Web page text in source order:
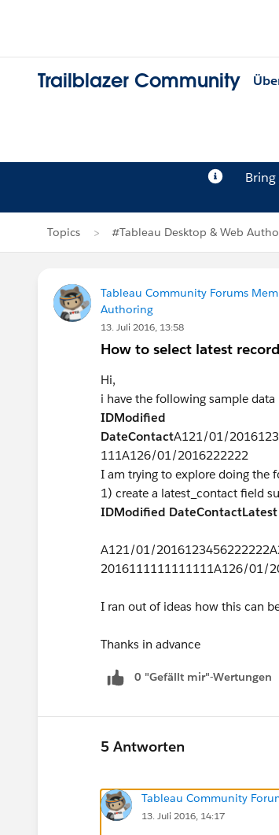
Trailblazer Community
Topics #Tableau Desktop & Web
Tableau Community Forums
Authoring
13. Juli 2016, 13:58
How to select latest record
Hi,
i have the following sample data
IDModified
DateContactA121/01/
111A126/01/2016222222
I am trying to explore doing the
1) create a latest_contact field
IDModified DateContact
A121/01/
2016111111111111A126/01/
I ran out of ideas how this can
Thanks in advance
0 "Gefällt mir"-Wertungen
5 Antworten
Tableau Community
13. Juli 2016, 14:17